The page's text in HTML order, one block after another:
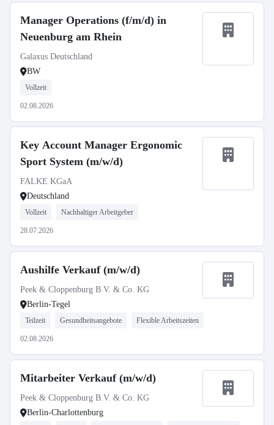
Manager Operations (f/m/d) in
Neuenburg am Rhein
Galaxus Deutschland
BW
Vollzeit
02.08.2026
Key Account Manager Ergonomic
Sport System (m/w/d)
FALKE KGaA
Deutschland
Vollzeit Nachhaltiger Arbeitgeber
28.07.2026
Aushilfe Verkauf (m/w/d)
Peek & Cloppenburg B.V. & Co. KG
Berlin-Tegel
Teilzeit Gesundheitsangebote Flexible Arbeitszeiten
02.08.2026
Mitarbeiter Verkauf (m/w/d)
Peek & Cloppenburg B.V. & Co. KG
Berlin-Charlottenburg